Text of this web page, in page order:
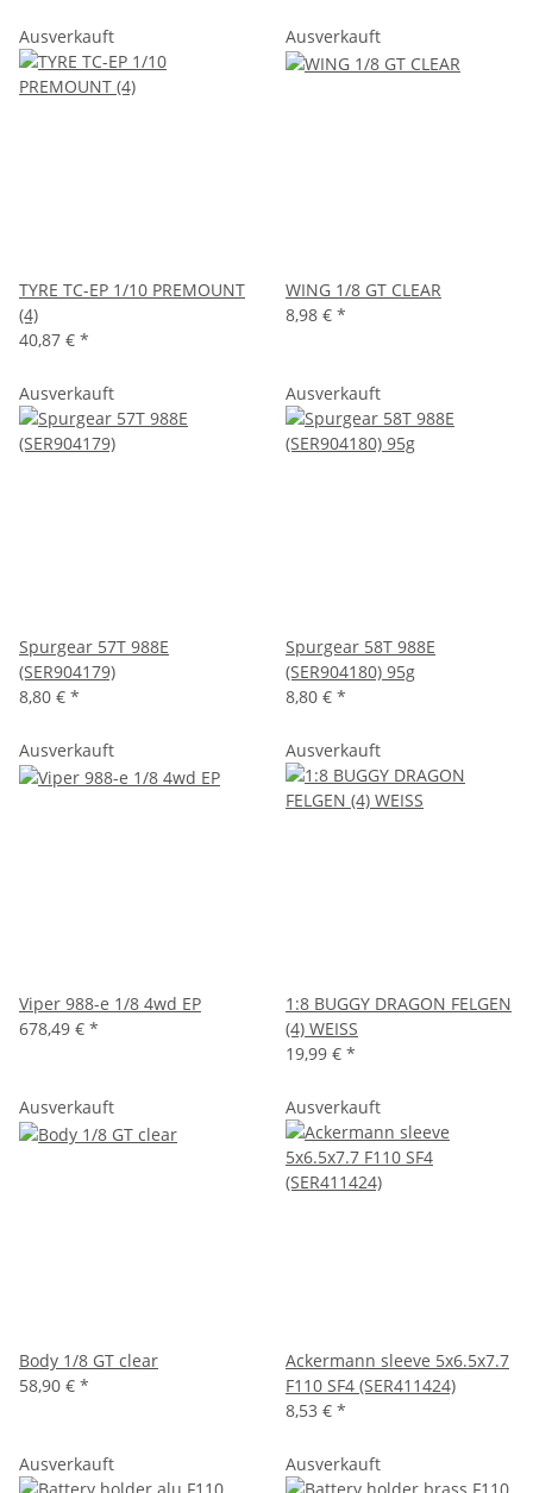
Ausverkauft
TYRE TC-EP 1/10 PREMOUNT
(4)
40,87 € *
Ausverkauft
WING 1/8 GT CLEAR
8,98 € *
Ausverkauft
Spurgear 57T 988E
(SER904179)
8,80 € *
Ausverkauft
Spurgear 58T 988E
(SER904180) 95g
8,80 € *
Ausverkauft
Viper 988-e 1/8 4wd EP
678,49 € *
Ausverkauft
1:8 BUGGY DRAGON FELGEN
(4) WEISS
19,99 € *
Ausverkauft
Body 1/8 GT clear
58,90 € *
Ausverkauft
Ackermann sleeve 5x6.5x7.7
F110 SF4 (SER411424)
8,53 € *
Ausverkauft Ausverkauft